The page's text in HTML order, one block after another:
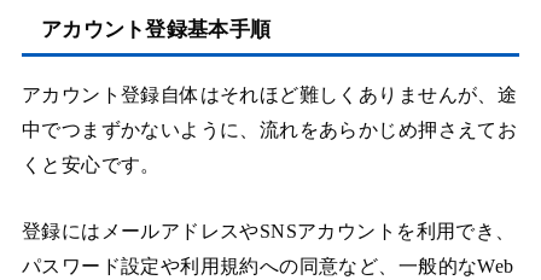
アカウント登録基本手順
アカウント登録自体はそれほど難しくありませんが、途
中でつまずかないように、流れをあらかじめ押さえてお
くと安心です。
登録にはメールアドレスやSNSアカウントを利用でき、
パスワード設定や利用規約への同意など、一般的なWeb